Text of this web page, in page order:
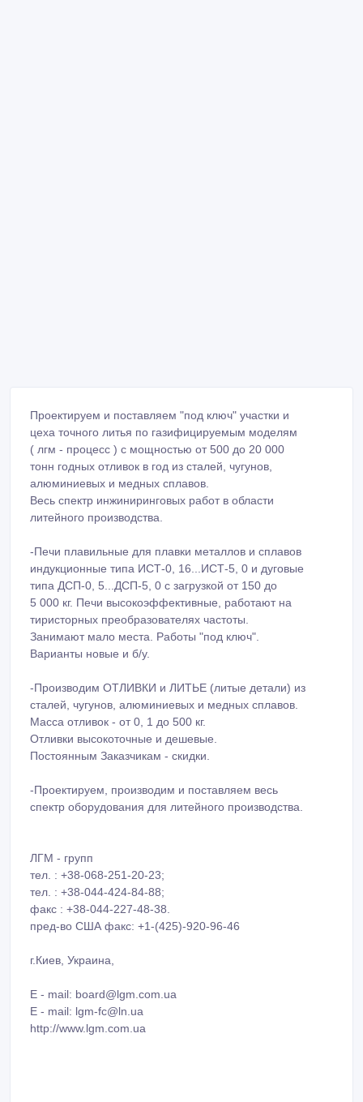
Проектируем и поставляем "под ключ" участки и
цеха точного литья по газифицируемым моделям
( лгм - процесс ) с мощностью от 500 до 20 000
тонн годных отливок в год из сталей, чугунов,
алюминиевых и медных сплавов.
Весь спектр инжиниринговых работ в области
литейного производства.
-Печи плавильные для плавки металлов и сплавов
индукционные типа ИСТ-0, 16...ИСТ-5, 0 и дуговые
типа ДСП-0, 5...ДСП-5, 0 с загрузкой от 150 до
5 000 кг. Печи высокоэффективные, работают на
тиристорных преобразователях частоты.
Занимают мало места. Работы "под ключ".
Варианты новые и б/у.
-Производим ОТЛИВКИ и ЛИТЬЕ (литые детали) из
сталей, чугунов, алюминиевых и медных сплавов.
Масса отливок - от 0, 1 до 500 кг.
Отливки высокоточные и дешевые.
Постоянным Заказчикам - скидки.
-Проектируем, производим и поставляем весь
спектр оборудования для литейного производства.
ЛГМ - групп
тел. : +38-068-251-20-23;
тел. : +38-044-424-84-88;
факс : +38-044-227-48-38.
пред-во США факс: +1-(425)-920-96-46
г.Киев, Украина,
E - mail: board@lgm.com.ua
E - mail: lgm-fc@ln.ua
http://www.lgm.com.ua